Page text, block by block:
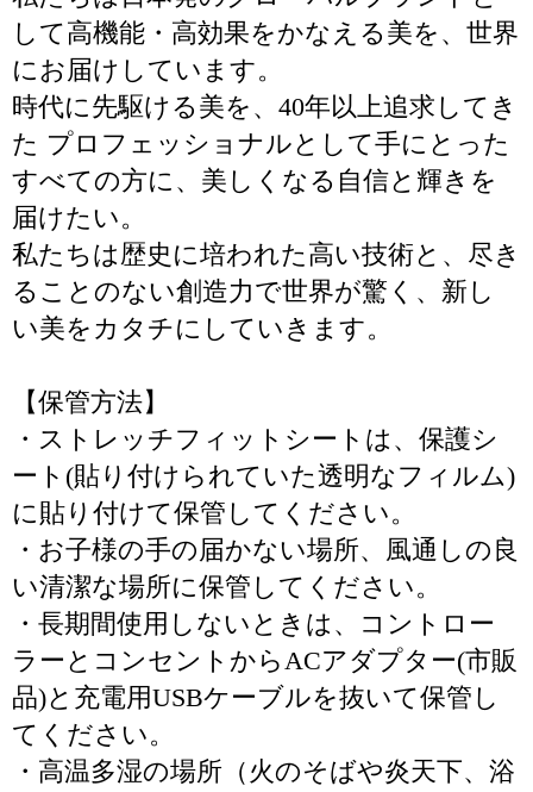
して高機能・高効果をかなえる美を、世界
にお届けしています。
時代に先駆ける美を、40年以上追求してき
た プロフェッショナルとして手にとった
すべての方に、美しくなる自信と輝きを
届けたい。
私たちは歴史に培われた高い技術と、尽き
ることのない創造力で世界が驚く、新し
い美をカタチにしていきます。
【保管方法】
・ストレッチフィットシートは、保護シ
ート(貼り付けられていた透明なフィルム)
に貼り付けて保管してください。
・お子様の手の届かない場所、風通しの良
い清潔な場所に保管してください。
・長期間使用しないときは、コントロー
ラーとコンセントからACアダプター(市販
品)と充電用USBケーブルを抜いて保管し
てください。
・高温多湿の場所（火のそばや炎天下、浴